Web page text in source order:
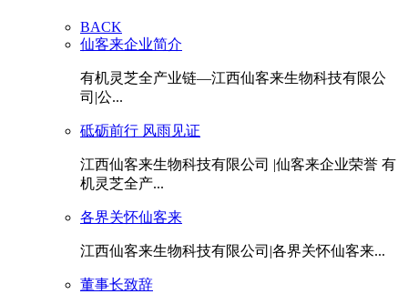
BACK
仙客来企业简介
有机灵芝全产业链—江西仙客来生物科技有限公
司|公...
砥砺前行 风雨见证
江西仙客来生物科技有限公司 |仙客来企业荣誉 有
机灵芝全产...
各界关怀仙客来
江西仙客来生物科技有限公司|各界关怀仙客来...
董事长致辞